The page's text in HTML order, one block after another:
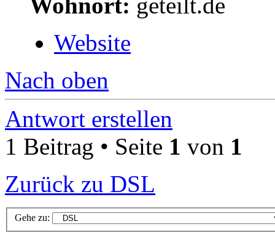
Website
Nach oben
Antwort erstellen
1 Beitrag • Seite 1 von 1
Zurück zu DSL
Gehe zu: